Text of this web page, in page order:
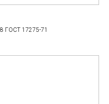
ГОСТ 17275-71